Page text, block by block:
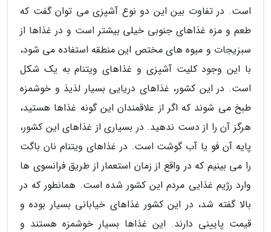
است. در تفاوت بین این دو نوع آشپزی می توان گفت که
طعم و مزه غذاهای جنوبی خیلی بیشتر است و در غذاها از
سبزیجات و میوه های مختص این منطقه استفاده می شود،
با این وجود کلیت آشپزی و غذاهای ویتنام به یک شکل
است. در این کشور، غذاهای دریایی بسیار لذیذ و خوشمزه
طبخ می شوند که اگر از علاقمندان این گونه غذاها هستید،
هرگز آن را از دست ندهید. در بسیاری از غذاهای این کشور،
پایه آن فو یا آب گوشت است. در غذاهای ویتنام نان باگت
را می بینیم که در واقع از زمان استعمار از طریق فرانسوی ها
وارد رژیم غذایی مردم این کشور شده است. همانطور که در
بالا گفته شد، در این کشور غذاهای خیابانی بسیار بوده و
قیمت پایینی دارند. این غذاها بسیار خوشمزه هستند و